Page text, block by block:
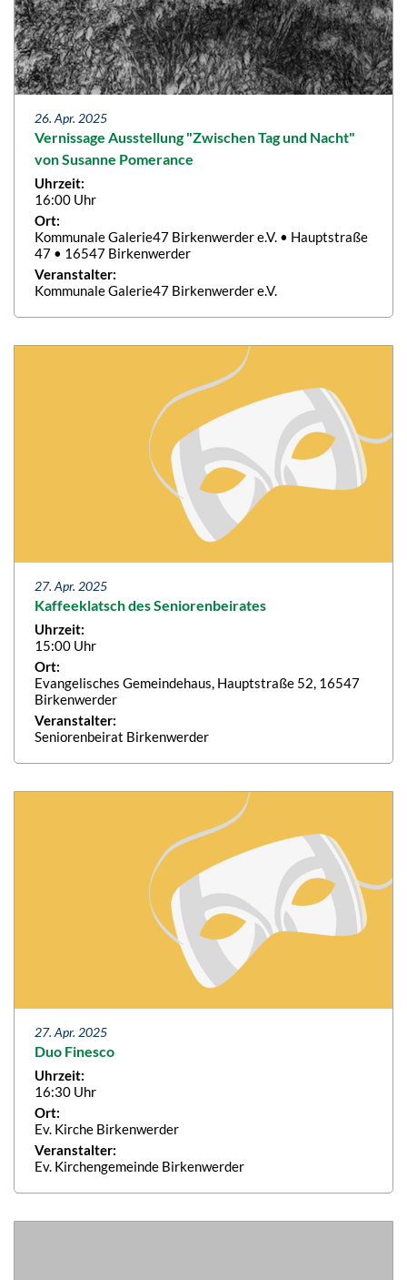
26. Apr. 2025
Vernissage Ausstellung "Zwischen Tag und Nacht"
von Susanne Pomerance
Uhrzeit:
16:00 Uhr
Ort:
Kommunale Galerie47 Birkenwerder e.V. • Hauptstraße
47 • 16547 Birkenwerder
Veranstalter:
Kommunale Galerie47 Birkenwerder e.V.
27. Apr. 2025
Kaffeeklatsch des Seniorenbeirates
Uhrzeit:
15:00 Uhr
Ort:
Evangelisches Gemeindehaus, Hauptstraße 52, 16547
Birkenwerder
Veranstalter:
Seniorenbeirat Birkenwerder
27. Apr. 2025
Duo Finesco
Uhrzeit:
16:30 Uhr
Ort:
Ev. Kirche Birkenwerder
Veranstalter:
Ev. Kirchengemeinde Birkenwerder